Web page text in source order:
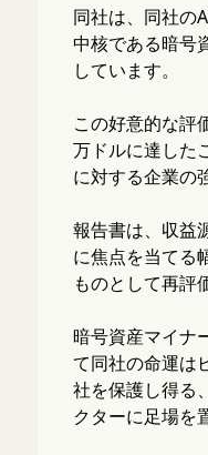
同社は、同社の
中核である暗号
しています。
この好意的な評
万ドルに達した
に対する企業の
報告書は、収益
に焦点を当てる
ものとして再評
暗号資産マイナ
て同社の命運は
社を保護し得る
クターに足場を